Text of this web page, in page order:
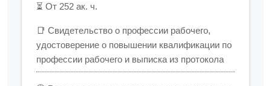
⏳ От 252 ак. ч.
📑 Свидетельство о профессии рабочего,
удостоверение о повышении квалификации по
профессии рабочего и выписка из протокола